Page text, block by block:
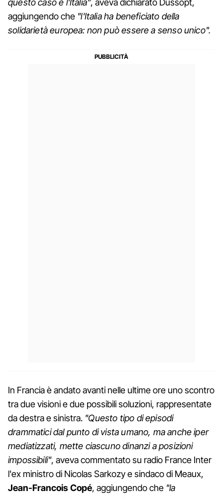
questo caso è l'Italia", aveva dichiarato Dussopt,
aggiungendo che "l'Italia ha beneficiato della
solidarietà europea: non può essere a senso unico".
In Francia è andato avanti nelle ultime ore uno scontro
tra due visioni e due possibili soluzioni, rappresentate
da destra e sinistra. "Questo tipo di episodi
drammatici dal punto di vista umano, ma anche iper
mediatizzati, mette ciascuno dinanzi a posizioni
impossibili", aveva commentato su radio France Inter
l'ex ministro di Nicolas Sarkozy e sindaco di Meaux,
Jean-Francois Copé, aggiungendo che "la